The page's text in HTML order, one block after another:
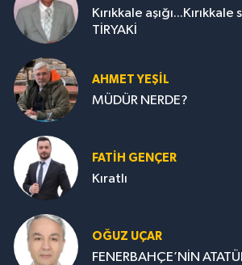
Kırıkkale aşığı...Kırıkkale
TİRYAKİ
AHMET YEŞİL
MÜDÜR NERDE?
FATIH GENÇER
Kıratlı
OĞUZ UÇAR
FENERBAHÇE’NİN